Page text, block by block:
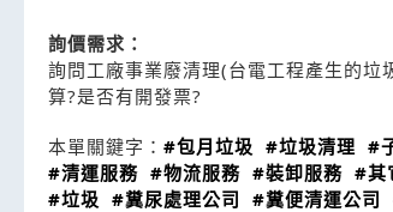
詢價需求：
詢問工廠事業廢清理(台電工程產生的垃
算?是否有開發票?
本單關鍵字： #包月垃圾 #垃圾清理 #
#清運服務 #物流服務 #裝卸服務 #其
#垃圾 #糞尿處理公司 #糞便清運公司